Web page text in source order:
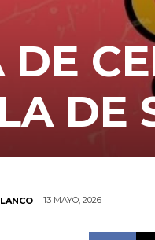
DE
DE
13 MAYO, 2026